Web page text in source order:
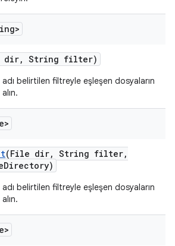
dir, String filter)
belirtilen filtreyle eşleşen dosyaların
(File dir, String filter,
Directory)
belirtilen filtreyle eşleşen dosyaların